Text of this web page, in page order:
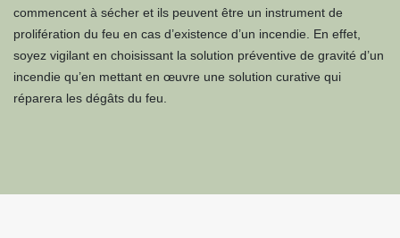
commencent à sécher et ils peuvent être un instrument de
prolifération du feu en cas d’existence d’un incendie. En effet,
soyez vigilant en choisissant la solution préventive de gravité d’un
incendie qu’en mettant en œuvre une solution curative qui
réparera les dégâts du feu.